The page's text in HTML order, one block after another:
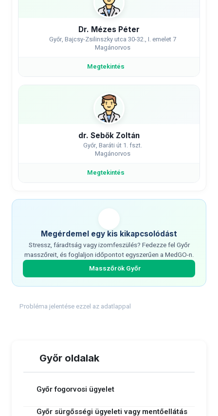
Dr. Mézes Péter
Győr, Bajcsy-Zsilinszky utca 30-32., I. emelet 7
Magánorvos
Megtekintés
dr. Sebők Zoltán
Győr, Baráti út 1. fszt.
Magánorvos
Megtekintés
Megérdemel egy kis kikapcsolódást
Stressz, fáradtság vagy izomfeszülés? Fedezze fel Győr
masszőreit, és foglaljon időpontot egyszerűen a MedGO-n.
Masszőrök Győr
Probléma jelentése ezzel az adatlappal
Győr oldalak
Győr fogorvosi ügyelet
Győr sürgősségi ügyeleti vagy mentőellátás